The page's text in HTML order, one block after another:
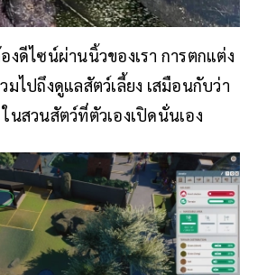
งดีไซน์ผ่านนิ้วของเรา การตกแต่ง
มไปถึงดูแลสัตว์เลี้ยง เสมือนกับว่า
นสวนสัตว์ที่ตัวเองเปิดนั่นเอง